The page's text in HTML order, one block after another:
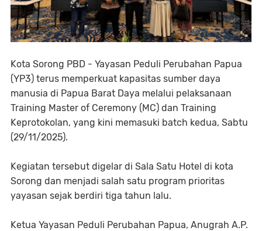
Kota Sorong PBD - Yayasan Peduli Perubahan Papua
(YP3) terus memperkuat kapasitas sumber daya
manusia di Papua Barat Daya melalui pelaksanaan
Training Master of Ceremony (MC) dan Training
Keprotokolan, yang kini memasuki batch kedua, Sabtu
(29/11/2025).
Kegiatan tersebut digelar di Sala Satu Hotel di kota
Sorong dan menjadi salah satu program prioritas
yayasan sejak berdiri tiga tahun lalu.
Ketua Yayasan Peduli Perubahan Papua, Anugrah A.P.